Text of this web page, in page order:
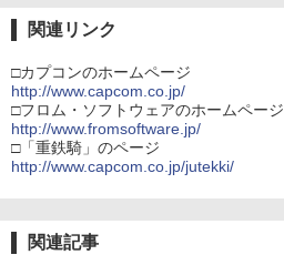
関連リンク
□カプコンのホームページ
http://www.capcom.co.jp/
□フロム・ソフトウェアのホームページ
http://www.fromsoftware.jp/
□「重鉄騎」のページ
http://www.capcom.co.jp/jutekki/
関連記事